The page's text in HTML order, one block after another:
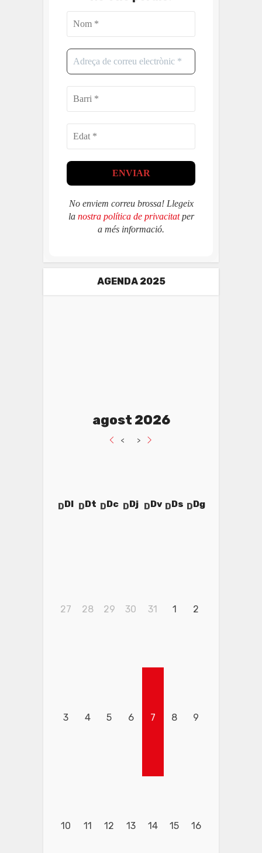
No enviem correu brossa! Llegeix
la nostra política de privacitatper
a més informació.
AGENDA 2025
<
agost 2026
>
Dl Dt Dc Dj Dv Ds Dg
27 28 29 30 31 1 2
3 4 5 6 7 8 9
10 11 12 13 14 15 16